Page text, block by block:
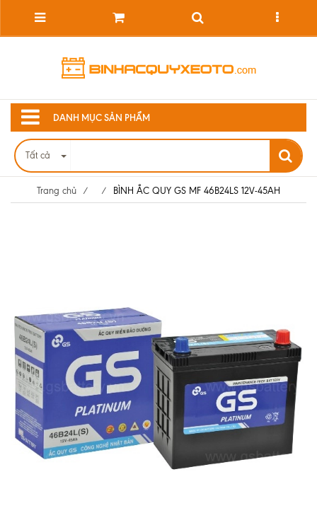
DANH MỤC SẢN PHẨM
Tất cả
Trang chủ / / BÌNH ẮC QUY GS MF 46B24LS 12V-45AH